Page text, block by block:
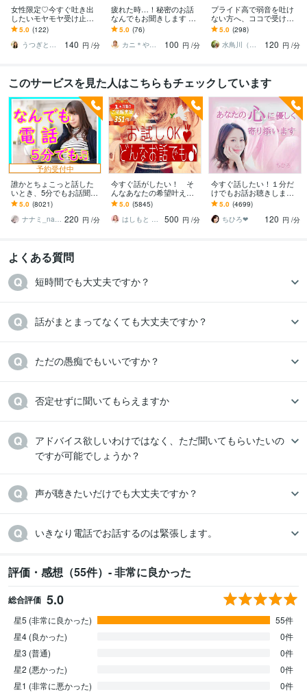
女性限定♡今すぐ吐き出
したいモヤモヤ受け止め
ます 否定せず優しく寄り
添います♪たまった想いを
吐き出して心に余白
5.0 (122)
うつぎともこ（けんちゃんママ♪）
140 円 /分
疲れた時…！秘密のお話
なんでもお聞きします 言
いにくい話/誰にも言えな
いこと/割り切れないきも
ち
5.0 (76)
カニ＊やわらかまごころ検定1級
100 円 /分
プライド高で弱音を吐け
ない方へ、ココで受け止
めます 泣き言はプライド
が許さない…ぶっちゃけ
話してスッキリ爽快！！
5.0 (298)
水鳥川（みどりかわ）るい
120 円 /分
このサービスを見た人はこちらもチェックしています
予約受付中
誰かとちょこっと話した
いとき、5分でもお話聞き
ます 疲れた～、でもカウ
ンセリングじゃない、な
んとなく雑談聞いて～
5.0 (8021)
ナナミ_nanami 220 円 /分
今すぐ話がしたい！ そ
んなあなたの希望叶えま
す 今日あったことから深
刻な悩みまで☆何でも打
ち明けてください。
5.0 (5845)
はしもと ゆっこ♡救急こころの相談室
500 円 /分
今すぐ話したい！１分だ
けでもお話お聴きします
秘密でも、悩みでも、甘
えたいな～でも何でもOK
です♪
5.0 (4699)
ちひろ❤
120 円 /分
よくある質問
短時間でも大丈夫ですか？
話がまとまってなくても大丈夫ですか？
ただの愚痴でもいいですか？
否定せずに聞いてもらえますか
アドバイス欲しいわけではなく、ただ聞いてもらいたいの
ですが可能でしょうか？
声が聴きたいだけでも大丈夫ですか？
いきなり電話でお話するのは緊張します。
評価・感想（55件）- 非常に良かった
総合評価 5.0
星5 (非常に良かった)
55件
星4 (良かった)
0件
星3 (普通)
0件
星2 (悪かった)
0件
星1 (非常に悪かった)
0件